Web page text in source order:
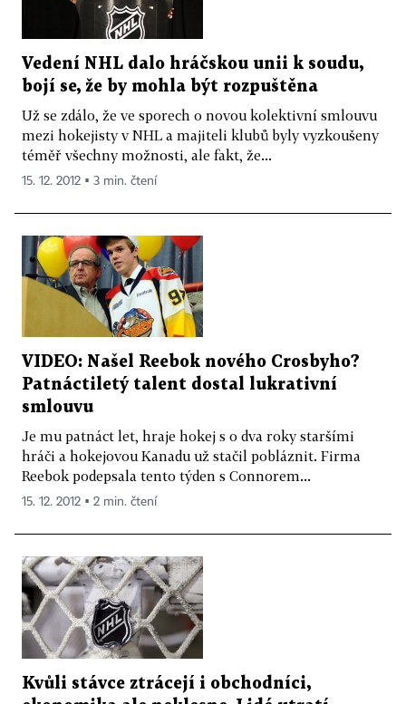
Vedení NHL dalo hráčskou unii k soudu,
bojí se, že by mohla být rozpuštěna
Už se zdálo, že ve sporech o novou kolektivní smlouvu
mezi hokejisty v NHL a majiteli klubů byly vyzkoušeny
téměř všechny možnosti, ale fakt, že...
15. 12. 2012 ▪ 3 min. čtení
VIDEO: Našel Reebok nového Crosbyho?
Patnáctiletý talent dostal lukrativní
smlouvu
Je mu patnáct let, hraje hokej s o dva roky staršími
hráči a hokejovou Kanadu už stačil pobláznit. Firma
Reebok podepsala tento týden s Connorem...
15. 12. 2012 ▪ 2 min. čtení
Kvůli stávce ztrácejí i obchodníci,